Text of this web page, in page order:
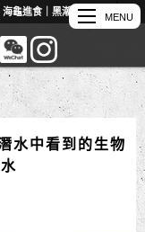
龜進食｜黑潮潛水
水中看到的生物